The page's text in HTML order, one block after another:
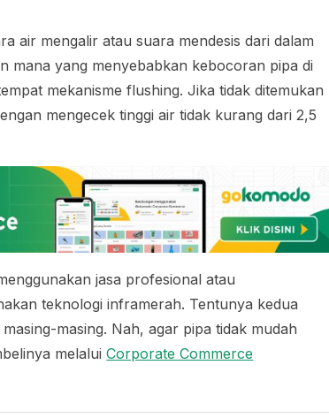
air mengalir atau suara mendesis dari dalam
mana yang menyebabkan kebocoran pipa di
mekanismeflushing. Jika tidak ditemukan
mengecek tinggi air tidak kurang dari 2,5
jasa profesional atau
teknologi inframerah. Tentunya kedua
masing. Nah, agar pipa tidak mudah
melaluiCorporate Commerce